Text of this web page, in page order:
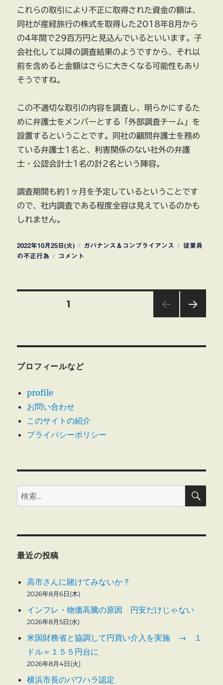
これらの取引により不正に取得された資金の額は、
同社が産経旅行の株式を取得した2018年8月から
の4年間で29百万円と見込んでいるといいます。子
会社化して以降の調査結果のようですから、それ以
前を含めると金額はさらに大きくなる可能性もあり
そうですね。
この不適切な取引の内容を調査し、明らかにするた
めに弁護士をメンバーとする「外部調査チーム」を
設置するということです。同社の顧問弁護士を務め
ている弁護士1名と、利害関係のない社外の弁護
士・公認会計士1名の計2名という陣容。
調査期間も約1ヶ月を予定しているということです
ので、社内調査である程度全容は見えているのかも
しれません。
投
稿
2022年10月25日(火)
カ
ガバナンス＆コンプライアンス
タ
従業員
の不正行為
株
連
会
社
産
経
い
不
引
コメント
の
ー
ジ
り
固定ページ1
プロフィールなど
profile
お問い合わせ
このサイトの紹介
プライバシーポリシー
検
索:
検
最近の投稿
高市さんに賭けてみないか？
2026年8月6日(木)
インフレ・物価高騰の原因 円安だけじゃない
2026年8月5日(水)
米国財務省と協調して円買い介入を実施 → １
ドル＝１５５円台に
2026年8月4日(火)
横浜市長のパワハラ認定